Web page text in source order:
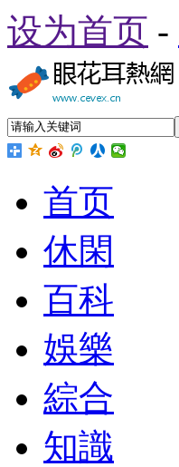
设为首页 -
首页
休閑
百科
娛樂
綜合
知識